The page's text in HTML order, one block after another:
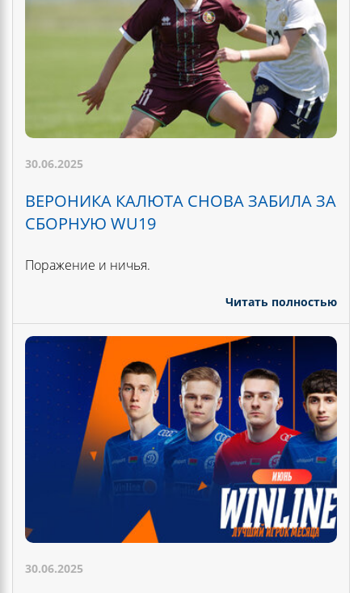
30.06.2025
ВЕРОНИКА КАЛЮТА СНОВА ЗАБИЛА ЗА
СБОРНУЮ WU19
Поражение и ничья.
Читать полностью
30.06.2025